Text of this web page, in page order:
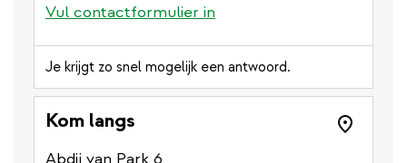
Vul contactformulier in
Je krijgt zo snel mogelijk een antwoord.
Kom langs